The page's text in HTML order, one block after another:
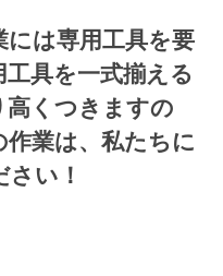
には専用工具を要
工具を一式揃える
高くつきますの
作業は、私たちに
い！